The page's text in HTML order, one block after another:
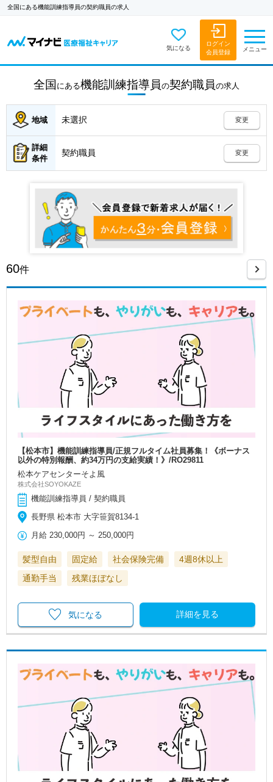
全国にある機能訓練指導員の契約職員の求人
気になる
ログイン
会員登録
メニュー
全国 にある機能訓練指導員の契約職員の求人
地域 未選択 変更
詳細
条件
契約職員 変更
60件
【松本市】機能訓練指導員/正規フルタイム社員募集！《ボーナス
以外の特別報酬、約34万円の支給実績！》/RO29811
松本ケアセンターそよ風
株式会社SOYOKAZE
機能訓練指導員 / 契約職員
長野県 松本市 大字笹賀8134-1
月給 230,000円 ～ 250,000円
髪型自由 固定給 社会保険完備
4週8休以上
通勤手当
残業ほぼなし
詳細を見る
気になる